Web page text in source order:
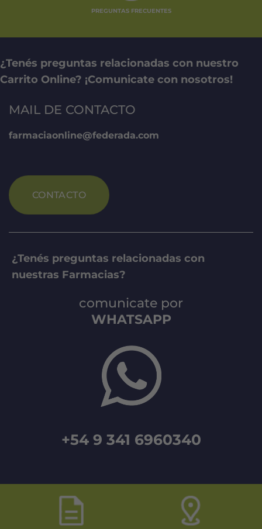
PREGUNTAS FRECUENTES
¿Tenés preguntas relacionadas con nuestro
Carrito Online? ¡Comunicate con nosotros!
MAIL DE CONTACTO
farmaciaonline@federada.com
CONTACTO
¿Tenés preguntas relacionadas con
nuestras Farmacias?
comunicate por
WHATSAPP
+54 9 341 6960340